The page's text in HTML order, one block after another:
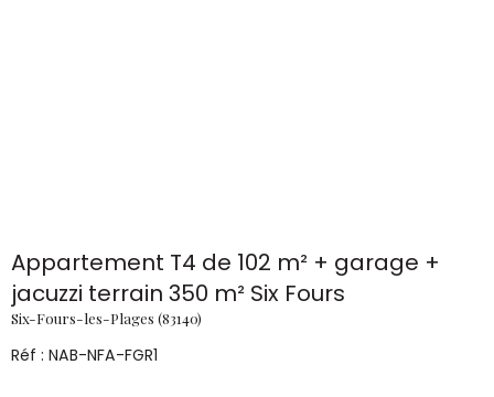
Appartement T4 de 102 m² + garage +
jacuzzi terrain 350 m² Six Fours
Six-Fours-les-Plages (83140)
Réf : NAB-NFA-FGR1